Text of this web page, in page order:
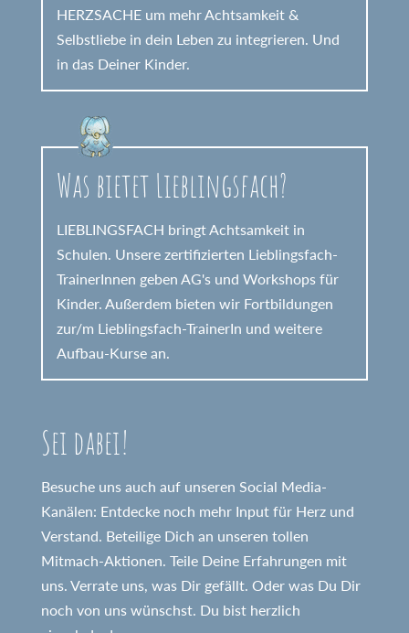
HERZSACHE um mehr Achtsamkeit &
Selbstliebe in dein Leben zu integrieren. Und
in das Deiner Kinder.
Was bietet Lieblingsfach?
LIEBLINGSFACH bringt Achtsamkeit in
Schulen. Unsere zertifizierten Lieblingsfach-
TrainerInnen geben AG's und Workshops für
Kinder. Außerdem bieten wir Fortbildungen
zur/m Lieblingsfach-TrainerIn und weitere
Aufbau-Kurse an.
Sei dabei!
Besuche uns auch auf unseren Social Media-
Kanälen: Entdecke noch mehr Input für Herz und
Verstand. Beteilige Dich an unseren tollen
Mitmach-Aktionen. Teile Deine Erfahrungen mit
uns. Verrate uns, was Dir gefällt. Oder was Du Dir
noch von uns wünschst. Du bist herzlich